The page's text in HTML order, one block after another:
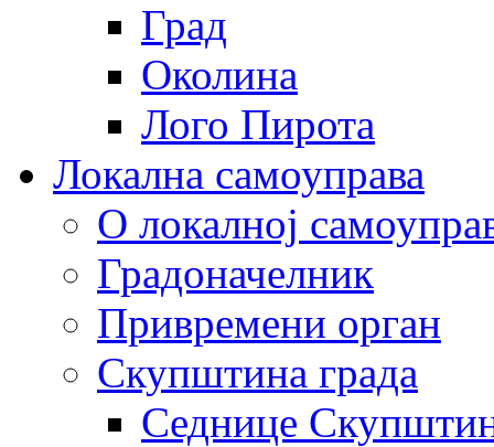
Град
Околина
Лого Пирота
Локална самоуправа
О локалној
Градоначелник
Привремени орган
Скупштина града
Седнице